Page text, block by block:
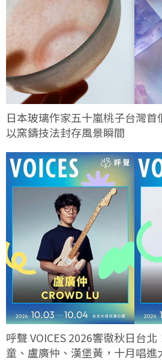
日本玻璃作家五十嵐桃子台灣首
以窯鑄技法封存風景瞬間
呼聲 VOICES 2026響徹秋日台
童、盧廣仲、漢堡黃，十月唱進